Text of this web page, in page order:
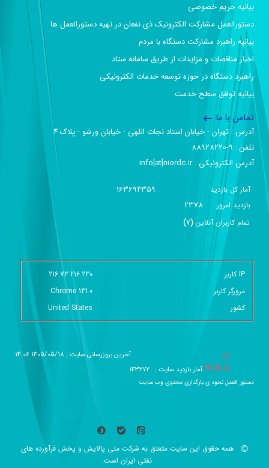
بیانیه حریم خصوصی
دستورالعمل مشارکت الکترونیک ذی نفعان در تهیه دستورالعمل ها
بیانیه راهبرد مشارکت دستگاه با مردم
اخبار مناقصات و مزایدات از طریق سامانه ستاد
راهبرد دستگاه در حوزه توسعه خدمات الکترونیکی
بیانیه توافق سطح خدمت
تماس با ما
آدرس :‌ تهران - خیابان استاد نجات اللهی - خیابان ورشو - پلاک ۴
تلفن :‌ 9-88928220
آدرس الکترونیکی :‌ info[at]niordc.ir
آمار کل بازدید 163694359
بازديد امروز 2378
تمام کاربران آنلاين (
7
)
IP کاربر
216.73.216.230
مرورگر کاربر
Chrome 131.0
کشور
United States
آخرین بروزرسانی سایت : 1405/05/18 14:06
آمار بازدید سایت : 143272
دستور العمل نحوه ی بارگذاری محتوی وب سایت
همه حقوق این سایت متعلق به شرکت ملی پالایش و پخش فرآورده های
نفتی ایران است.